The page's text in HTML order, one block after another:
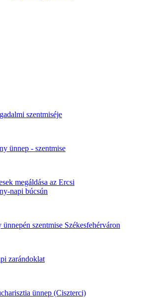
szentmiséje
ünnep - szentmise
megáldása az Ercsi
napi búcsún
szentmise Székesfehérváron
zarándoklat
ünnep (Ciszterci)